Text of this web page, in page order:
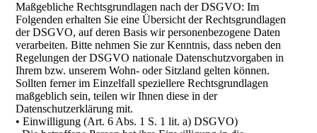
Maßgebliche Rechtsgrundlagen nach der DSGVO: Im
Folgenden erhalten Sie eine Übersicht der Rechtsgrundlagen
der DSGVO, auf deren Basis wir personenbezogene Daten
verarbeiten. Bitte nehmen Sie zur Kenntnis, dass neben den
Regelungen der DSGVO nationale Datenschutzvorgaben in
Ihrem bzw. unserem Wohn- oder Sitzland gelten können.
Sollten ferner im Einzelfall speziellere Rechtsgrundlagen
maßgeblich sein, teilen wir Ihnen diese in der
Datenschutzerklärung mit.
• Einwilligung (Art. 6 Abs. 1 S. 1 lit. a) DSGVO)